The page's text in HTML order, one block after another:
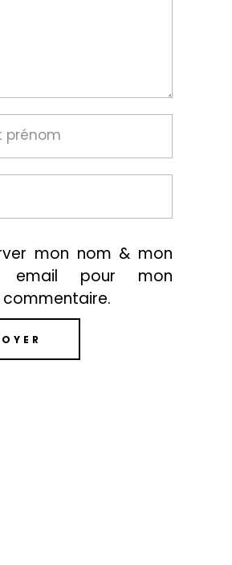
mon nom & mon
email pour mon